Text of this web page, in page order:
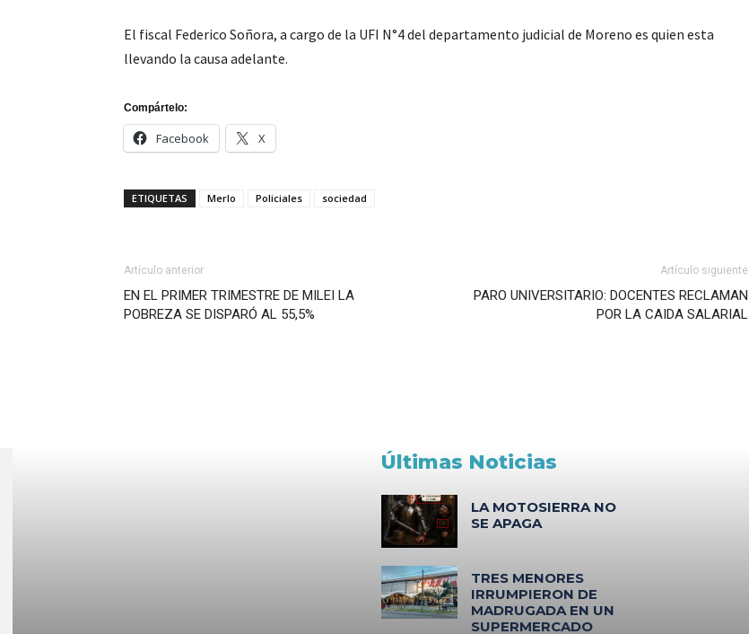
El fiscal Federico Soñora, a cargo de la UFI N°4 del departamento judicial de Moreno es quien esta
llevando la causa adelante.
Compártelo:
Facebook X
ETIQUETAS Merlo Policiales sociedad
Artículo anterior
EN EL PRIMER TRIMESTRE DE MILEI LA
POBREZA SE DISPARÓ AL 55,5%
Artículo siguiente
PARO UNIVERSITARIO: DOCENTES RECLAMAN
POR LA CAIDA SALARIAL
Últimas Noticias
LA MOTOSIERRA NO
SE APAGA
TRES MENORES
IRRUMPIERON DE
MADRUGADA EN UN
SUPERMERCADO